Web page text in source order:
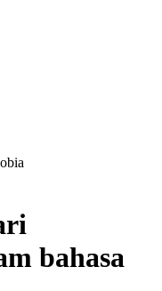
bahasa